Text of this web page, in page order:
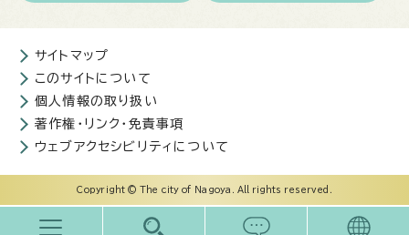
サイトマップ
このサイトについて
個人情報の取り扱い
著作権・リンク・免責事項
ウェブアクセシビリティについて
Copyright © The city of Nagoya. All rights reserved.